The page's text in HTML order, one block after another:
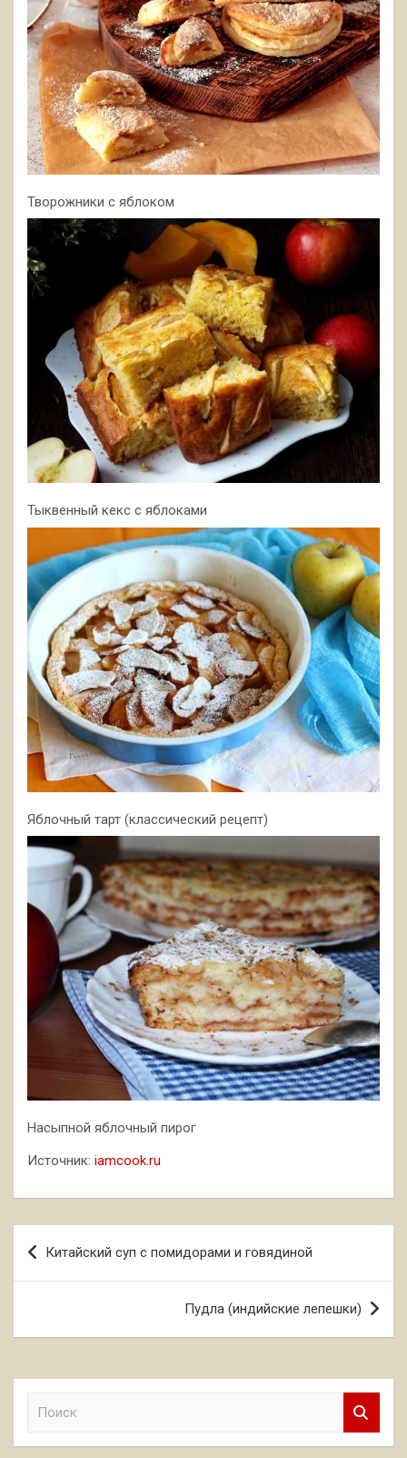
Творожники с яблоком
Тыквенный кекс с яблоками
Яблочный тарт (классический рецепт)
Насыпной яблочный пирог
Источник: iamcook.ru
Навигация
по
Китайский суп с помидорами и говядиной
Пудла (индийские лепешки)